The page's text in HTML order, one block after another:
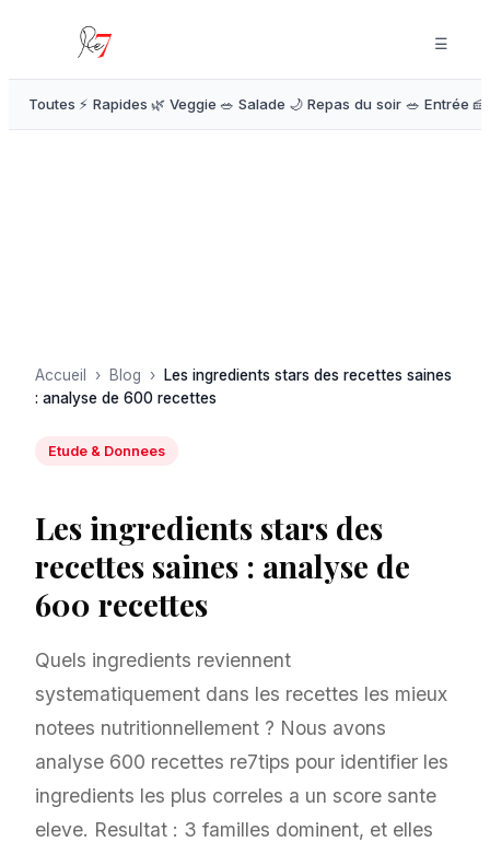
☰
Toutes ⚡ Rapides 🌿 Veggie 🥗 Salade 🌙 Repas du soir 🥗 Entrée
Accueil › Blog ›
Les ingredients stars des recettes saines
: analyse de 600 recettes
Etude & Donnees
Les ingredients stars des
recettes saines : analyse de
600 recettes
Quels ingredients reviennent
systematiquement dans les recettes les mieux
notees nutritionnellement ? Nous avons
analyse 600 recettes re7tips pour identifier les
ingredients les plus correles a un score sante
eleve. Resultat : 3 familles dominent, et elles